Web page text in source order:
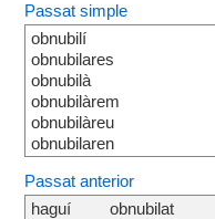
Passat simple
obnubilí
obnubilares
obnubilà
obnubilàrem
obnubilàreu
obnubilaren
Passat anterior
haguí
obnubilat